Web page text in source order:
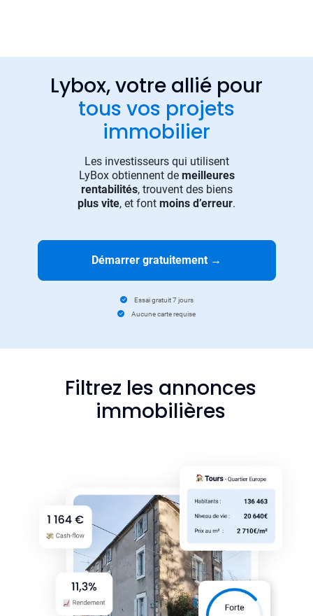
Lybox, votre allié pour
tous vos projets
immobilier
Les investisseurs qui utilisent
LyBox obtiennent de meilleures
rentabilités, trouvent des biens
plus vite, et font moins d’erreur.
Démarrer gratuitement →
Essai gratuit 7 jours
Aucune carte requise
Filtrez les annonces
immobilières